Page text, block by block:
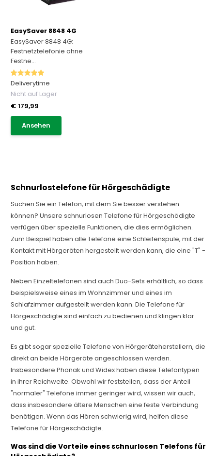
EasySaver 8848 4G
EasySaver 8848 4G:
Festnetztelefonie ohne
Festne...
Deliverytime
Nicht auf Lager
€ 179,99
Ansehen
Schnurlostelefone für Hörgeschädigte
Suchen Sie ein Telefon, mit dem Sie besser verstehen
können? Unsere schnurlosen Telefone für Hörgeschädigte
verfügen über spezielle Funktionen, die dies ermöglichen.
Zum Beispiel haben alle Telefone eine Schleifenspule, mit der
Kontakt mit Hörgeräten hergestellt werden kann, die eine "T" -
Position haben.
Neben Einzeltelefonen sind auch Duo-Sets erhältlich, so dass
beispielsweise eines im Wohnzimmer und eines im
Schlafzimmer aufgestellt werden kann. Die Telefone für
Hörgeschädigte sind einfach zu bedienen und klingen klar
und gut.
Es gibt sogar spezielle Telefone von Hörgeräteherstellern, die
direkt an beide Hörgeräte angeschlossen werden.
Insbesondere Phonak und Widex haben diese Telefontypen
in ihrer Reichweite. Obwohl wir feststellen, dass der Anteil
"normaler" Telefone immer geringer wird, wissen wir auch,
dass insbesondere ältere Menschen eine feste Verbindung
benötigen. Wenn das Hören schwierig wird, helfen diese
Telefone für Hörgeschädigte.
Was sind die Vorteile eines schnurlosen Telefons für